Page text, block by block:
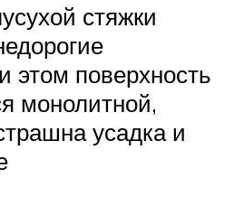
стяжки
этом поверхность
монолитной,
усадка и